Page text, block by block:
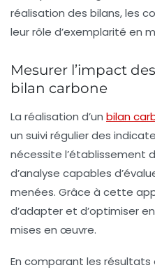
réalisation des bilans, les
leur rôle d’exemplarité en
Mesurer l’impact
bilan carbone
La réalisation d’un bilan
un suivi régulier des
nécessite l’établissement
d’analyse capables
menées. Grâce à cette
d’adapter et d’optimiser
mises en œuvre.
En comparant les